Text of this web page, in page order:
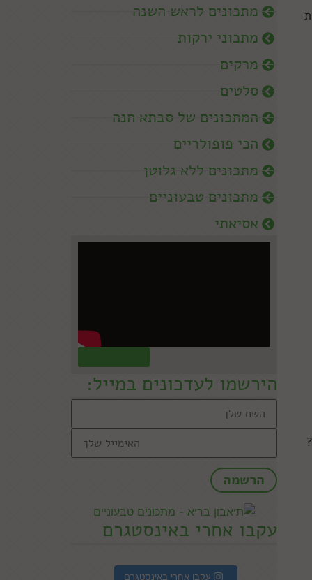
מתכונים לראש השנה
מתכוני ירקות
מרקים
סלטים
המתכונים של סבתא חנה
הכי פופולריים
מתכונים ללא גלוטן
מתכונים טבעוניים
אסיאתי
הירשמו לעדכונים במייל:
עקבו אחרי באינסטגרם
עקבו אחרי באינסטגרם